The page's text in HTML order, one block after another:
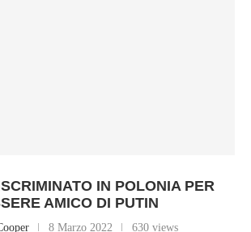
IN POLONIA PER
AMICO DI PUTIN
8 Marzo 2022 630 views